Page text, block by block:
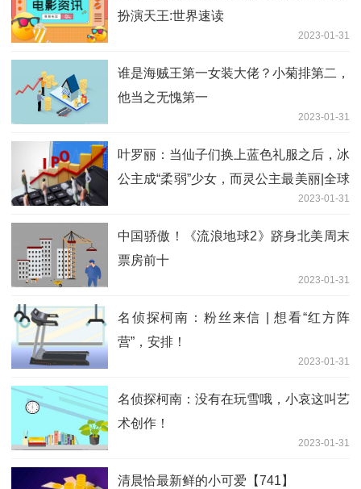
扮演天王:世界速读
2023-01-31
谁是海贼王第一女装大佬？小菊排第二，
他当之无愧第一
2023-01-31
叶罗丽：当仙子们换上蓝色礼服之后，冰
公主成“柔弱”少女，而灵公主最美丽|全球
2023-01-31
中国骄傲！《流浪地球2》跻身北美周末
票房前十
2023-01-31
名侦探柯南：粉丝来信 | 想看“红方阵
营”，安排！
2023-01-31
名侦探柯南：没有在玩雪哦，小哀这叫艺
术创作！
2023-01-31
清晨恰最新鲜的小可爱【741】